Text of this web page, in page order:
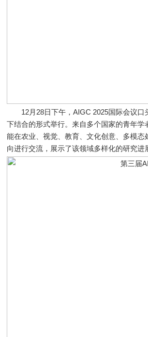
12月28日下午，AIGC 2025国际会议口
下结合的形式举行。来自多个国家的青年学
能在农业、视觉、教育、文化创意、多模态
向进行交流，展示了该领域多样化的研究进